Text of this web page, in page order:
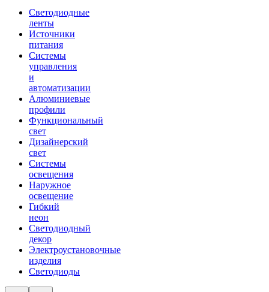
Светодиодные
ленты
Источники
питания
Системы
управления
и
автоматизации
Алюминиевые
профили
Функциональный
свет
Дизайнерский
свет
Системы
освещения
Наружное
освещение
Гибкий
неон
Светодиодный
декор
Электроустановочные
изделия
Светодиоды